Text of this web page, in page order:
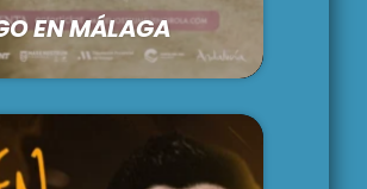
EN MÁLAGA